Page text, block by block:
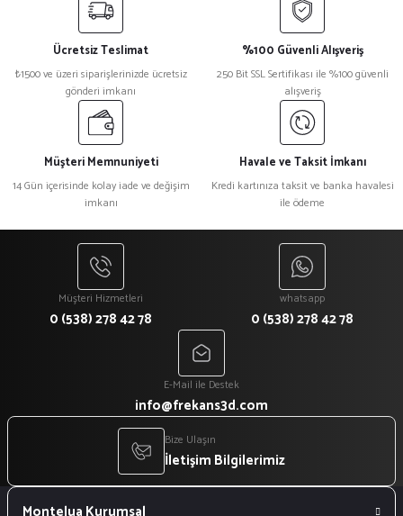
Ücretsiz Teslimat
₺1500 ve üzeri siparişlerinizde ücretsiz
gönderi imkanı
%100 Güvenli Alışveriş
250 Bit SSL Sertifikası ile %100 güvenli
alışveriş
Müşteri Memnuniyeti
14 Gün içerisinde kolay iade ve değişim
imkanı
Havale ve Taksit İmkanı
Kredi kartınıza taksit ve banka havalesi
ile ödeme
Müşteri Hizmetleri
0 (538) 278 42 78
whatsapp
0 (538) 278 42 78
E-Mail ile Destek
info@frekans3d.com
Bize Ulaşın
İletişim Bilgilerimiz